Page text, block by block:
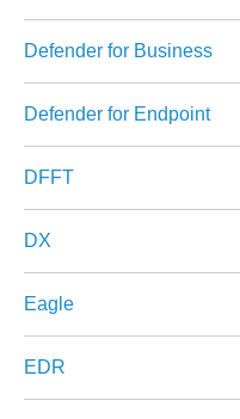
Defender for Business
Defender for Endpoint
DFFT
DX
Eagle
EDR